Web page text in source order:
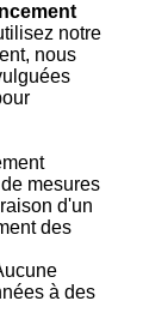
notre
nous
mesures
d'un
des
à des